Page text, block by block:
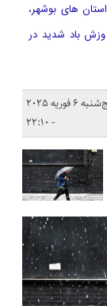
های بوشهر،
وزش باد شدید در
تاریخ انتشار : پنج‌شنبه 6 فوریه 2025
- 22:10